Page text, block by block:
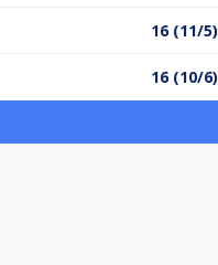
16 (11/5)
16 (10/6)